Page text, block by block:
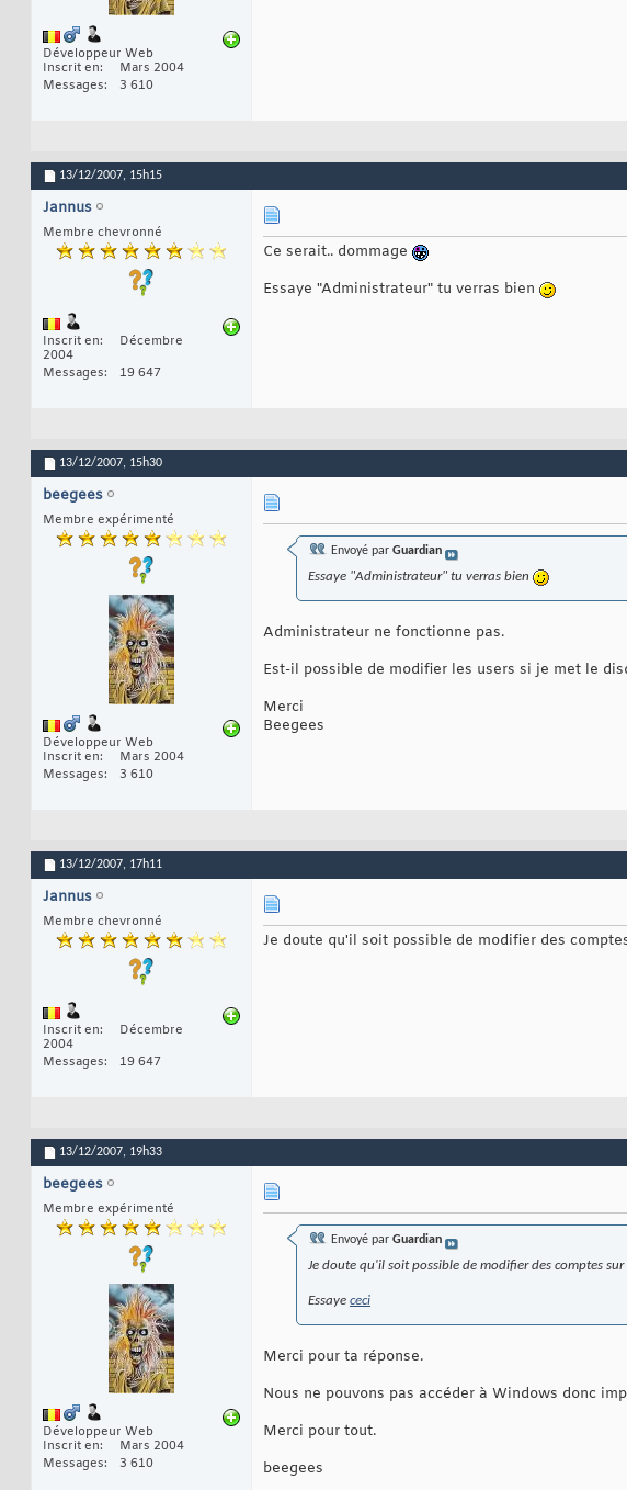
Développeur Web
Inscrit en
Mars 2004
Messages
3 610
13/12/2007, 15h15
Jannus
Membre chevronné
Inscrit en
Décembre
2004
Messages
19 647
Ce serait.. dommage
Essaye "Administrateur" tu verras bien
13/12/2007, 15h30
beegees
Membre expérimenté
Développeur Web
Inscrit en
Mars 2004
Messages
3 610
Envoyé par Guardian
Essaye "Administrateur" tu verras bien
Administrateur ne fonctionne pas.
Est-il possible de modifier les users si je met le
Merci
Beegees
13/12/2007, 17h11
Jannus
Membre chevronné
Inscrit en
Décembre
2004
Messages
19 647
Je doute qu'il soit possible de modifier des
13/12/2007, 19h33
beegees
Membre expérimenté
Développeur Web
Inscrit en
Mars 2004
Messages
3 610
Envoyé par Guardian
Je doute qu'il soit possible de modifier des comptes
Essaye ceci
Merci pour ta réponse.
Nous ne pouvons pas accéder à Windows donc
Merci pour tout.
beegees